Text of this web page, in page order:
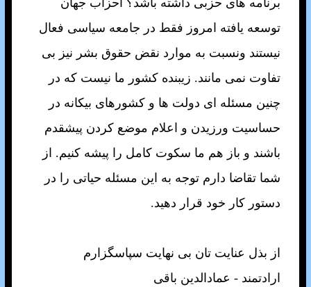
برنامه های حزبی داشته باشد؟ احزاب جهان
توسعه يافته امروز فقط در جامعه سياسی فعال
نيستند ونسبت به موارد نقض حقوق بشر نيز بی
تفاوت نمی مانند. زيبنده کشور ما نيست که در
چنين مسئله ای دولت ها و کشورهای بيکانه در
حساسيت ورزيدن و اعلام موضع کردن پيشقدم
باشند و باز هم ما سکوت کامل را پيشه کنيم. از
شما تقاضا دارم توجه به اين مسئله حياتی را در
دستور کار خود قرار دهيد.
از بذل عنايت تان بی نهايت سپاسگزارم
ارادتمند - عمادالدين باقی